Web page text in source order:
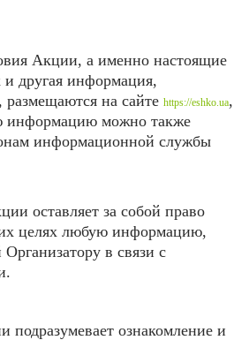
Акции, а именно настоящие
другая информация,
на сайте https://eshko.ua,
информацию можно также
информационной службы
оставляет за собой право
целях любую информацию,
в связи с
подразумевает ознакомление и